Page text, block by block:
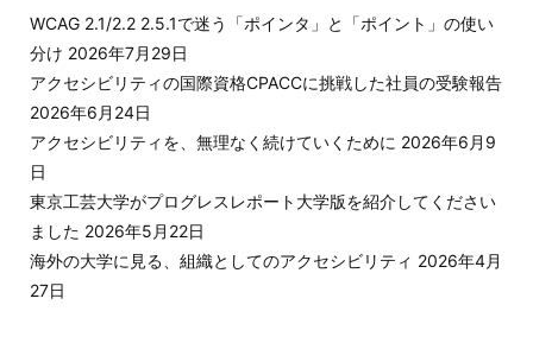
WCAG 2.1/2.2 2.5.1で迷う「ポインタ」と「ポイント」の使い
分け 2026年7月29日
アクセシビリティの国際資格CPACCに挑戦した社員の受験報告
2026年6月24日
アクセシビリティを、無理なく続けていくために 2026年6月9
日
東京工芸大学がプログレスレポート大学版を紹介してください
ました 2026年5月22日
海外の大学に見る、組織としてのアクセシビリティ 2026年4月
27日